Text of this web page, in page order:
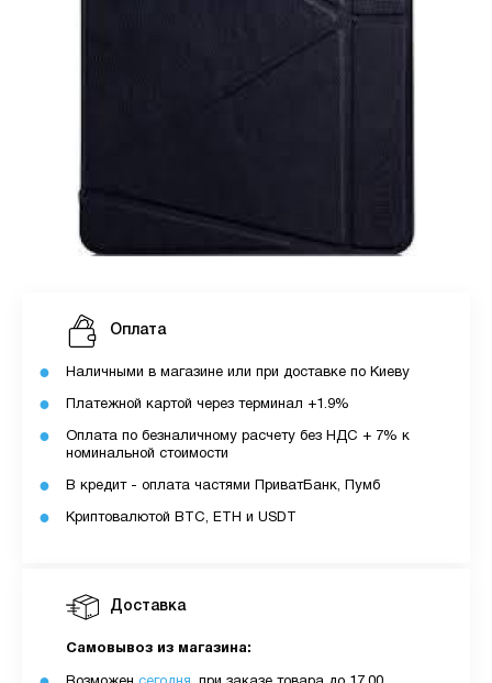
Доставка
Самовывоз из магазина:
Оплата
Наличными в магазине или при доставке по Киеву
Платежной картой через терминал +1.9%
Оплата по безналичному расчету без НДС + 7% к
номинальной стоимости
В кредит - оплата частями ПриватБанк, Пумб
Криптовалютой BTC, ETH и USDT